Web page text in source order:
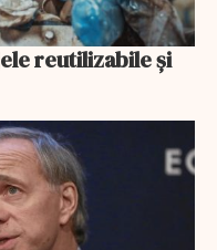
reutilizabile și